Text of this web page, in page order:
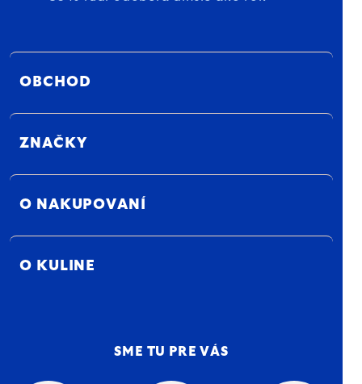
OBCHOD
ZNAČKY
O NAKUPOVANÍ
O KULINE
SME TU PRE VÁS